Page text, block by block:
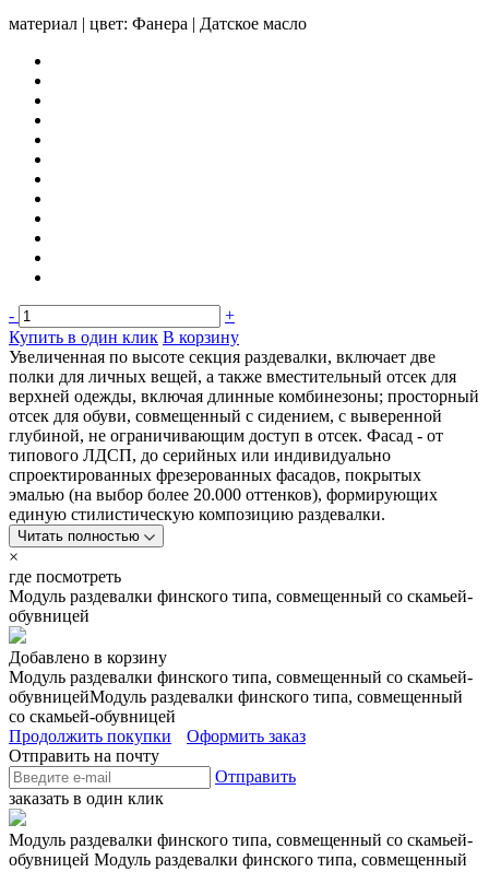
материал | цвет: Фанера | Датское масло
-
+
Купить в один клик В корзину
Увеличенная по высоте секция раздевалки, включает две
полки для личных вещей, а также вместительный отсек для
верхней одежды, включая длинные комбинезоны; просторный
отсек для обуви, совмещенный с сидением, с выверенной
глубиной, не ограничивающим доступ в отсек. Фасад - от
типового ЛДСП, до серийных или индивидуально
спроектированных фрезерованных фасадов, покрытых
эмалью (на выбор более 20.000 оттенков), формирующих
единую стилистическую композицию раздевалки.
Читать полностью
×
где посмотреть
Модуль раздевалки финского типа, совмещенный со скамьей-
обувницей
Добавлено в корзину
Модуль раздевалки финского типа, совмещенный со скамьей-
обувницейМодуль раздевалки финского типа, совмещенный
со скамьей-обувницей
Продолжить покупки
Оформить заказ
Отправить на почту
Отправить
заказать в один клик
Модуль раздевалки финского типа, совмещенный со скамьей-
обувницей Модуль раздевалки финского типа, совмещенный